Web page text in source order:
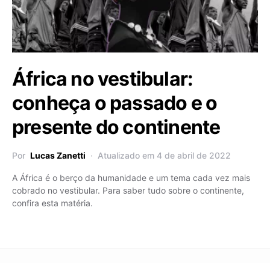
África no vestibular:
conheça o passado e o
presente do continente
Por Lucas Zanetti Atualizado em 4 de abril de 2022
A África é o berço da humanidade e um tema cada vez mais
cobrado no vestibular. Para saber tudo sobre o continente,
confira esta matéria.